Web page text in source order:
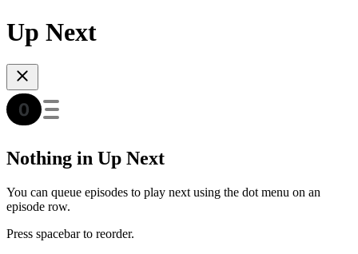
Up Next
Nothing in Up Next
You can queue episodes to play next using the dot menu on an
episode row.
Press spacebar to reorder.